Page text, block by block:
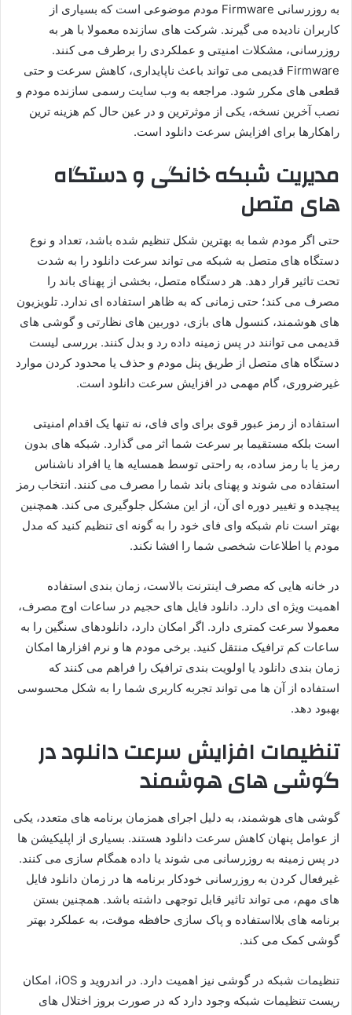
به روزرسانی Firmware مودم موضوعی است که بسیاری از
کاربران نادیده می گیرند. شرکت های سازنده معمولا با هر به
روزرسانی، مشکلات امنیتی و عملکردی را برطرف می کنند.
Firmware قدیمی می تواند باعث ناپایداری، کاهش سرعت و حتی
قطعی های مکرر شود. مراجعه به وب سایت رسمی سازنده مودم و
نصب آخرین نسخه، یکی از موثرترین و در عین حال کم هزینه ترین
راهکارها برای افزایش سرعت دانلود است.
مدیریت شبکه خانگی و دستگاه
های متصل
حتی اگر مودم شما به بهترین شکل تنظیم شده باشد، تعداد و نوع
دستگاه های متصل به شبکه می تواند سرعت دانلود را به شدت
تحت تاثیر قرار دهد. هر دستگاه متصل، بخشی از پهنای باند را
مصرف می کند؛ حتی زمانی که به ظاهر استفاده ای ندارد. تلویزیون
های هوشمند، کنسول های بازی، دوربین های نظارتی و گوشی های
قدیمی می توانند در پس زمینه داده رد و بدل کنند. بررسی لیست
دستگاه های متصل از طریق پنل مودم و حذف یا محدود کردن موارد
غیرضروری، گام مهمی در افزایش سرعت دانلود است.
استفاده از رمز عبور قوی برای وای فای، نه تنها یک اقدام امنیتی
است بلکه مستقیما بر سرعت شما اثر می گذارد. شبکه های بدون
رمز یا با رمز ساده، به راحتی توسط همسایه ها یا افراد ناشناس
استفاده می شوند و پهنای باند شما را مصرف می کنند. انتخاب رمز
پیچیده و تغییر دوره ای آن، از این مشکل جلوگیری می کند. همچنین
بهتر است نام شبکه وای فای خود را به گونه ای تنظیم کنید که مدل
مودم یا اطلاعات شخصی شما را افشا نکند.
در خانه هایی که مصرف اینترنت بالاست، زمان بندی استفاده
اهمیت ویژه ای دارد. دانلود فایل های حجیم در ساعات اوج مصرف،
معمولا سرعت کمتری دارد. اگر امکان دارد، دانلودهای سنگین را به
ساعات کم ترافیک منتقل کنید. برخی مودم ها و نرم افزارها امکان
زمان بندی دانلود یا اولویت بندی ترافیک را فراهم می کنند که
استفاده از آن ها می تواند تجربه کاربری شما را به شکل محسوسی
بهبود دهد.
تنظیمات افزایش سرعت دانلود در
گوشی های هوشمند
گوشی های هوشمند، به دلیل اجرای همزمان برنامه های متعدد، یکی
از عوامل پنهان کاهش سرعت دانلود هستند. بسیاری از اپلیکیشن ها
در پس زمینه به روزرسانی می شوند یا داده همگام سازی می کنند.
غیرفعال کردن به روزرسانی خودکار برنامه ها در زمان دانلود فایل
های مهم، می تواند تاثیر قابل توجهی داشته باشد. همچنین بستن
برنامه های بلااستفاده و پاک سازی حافظه موقت، به عملکرد بهتر
گوشی کمک می کند.
تنظیمات شبکه در گوشی نیز اهمیت دارد. در اندروید و iOS، امکان
ریست تنظیمات شبکه وجود دارد که در صورت بروز اختلال های